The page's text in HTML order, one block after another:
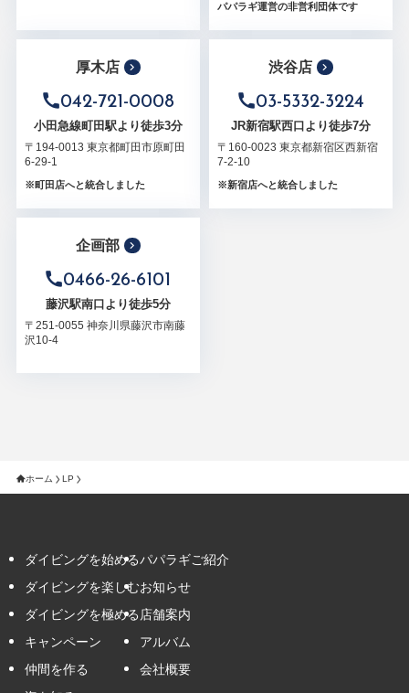
パパラギ運営の非営利団体です
厚木店
042-721-0008
小田急線町田駅より徒歩3分
〒194-0013 東京都町田市原町田
6-29-1
※町田店へと統合しました
渋谷店
03-5332-3224
JR新宿駅西口より徒歩7分
〒160-0023 東京都新宿区西新宿
7-2-10
※新宿店へと統合しました
企画部
0466-26-6101
藤沢駅南口より徒歩5分
〒251-0055 神奈川県藤沢市南藤
沢10-4
ホーム LP
ダイビングを始める
ダイビングを楽しむ
ダイビングを極める
キャンペーン
仲間を作る
パパラギご紹介
お知らせ
店舗案内
アルバム
会社概要